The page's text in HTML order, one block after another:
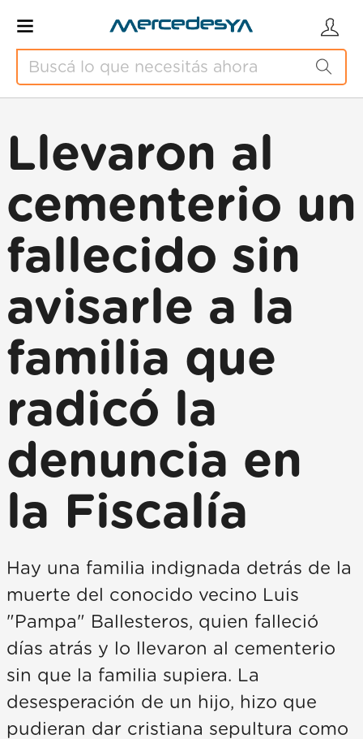
Llevaron al
cementerio un
fallecido sin
avisarle a la
familia que
radicó la
denuncia en
la Fiscalía
Hay una familia indignada detrás de la
muerte del conocido vecino Luis
"Pampa" Ballesteros, quien falleció
días atrás y lo llevaron al cementerio
sin que la familia supiera. La
desesperación de un hijo, hizo que
pudieran dar cristiana sepultura como